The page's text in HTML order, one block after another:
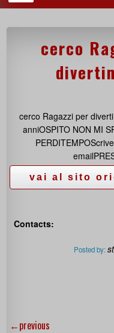
cerco
cerco Ragazzi per
anniOSPITO NON MI
Contacts:
Posted by:
←previous